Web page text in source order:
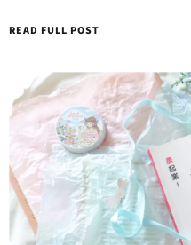
READ FULL POST